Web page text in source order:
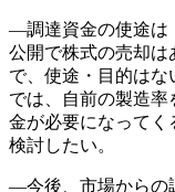
―調達資金の使途は
公開で株式の売却は
で、使途・目的はな
では、自前の製造
金が必要になってく
検討したい。
―今後、市場からの